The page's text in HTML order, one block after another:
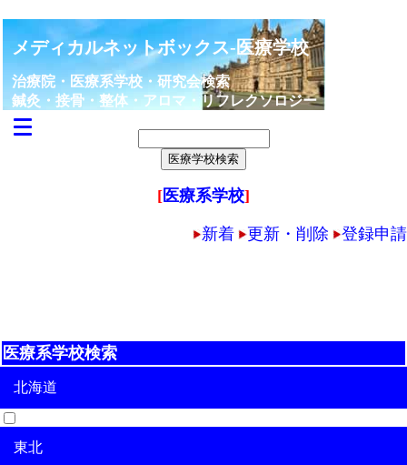
メディカルネットボックス-医療学校
治療院・医療系学校・研究会検索
鍼灸・接骨・整体・アロマ・リフレクソロジー
[医療系学校]
新着 更新・削除 登録申請
医療系学校検索
北海道
北海道
東北